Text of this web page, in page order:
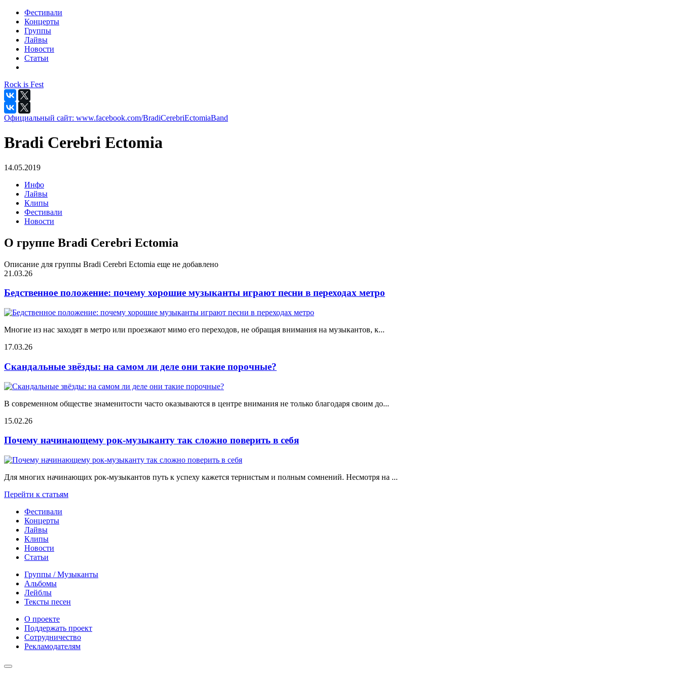
Фестивали
Концерты
Группы
Лайвы
Новости
Статьи
Rock is Fest
Официальный сайт: www.facebook.com/BradiCerebriEctomiaBand
Bradi Cerebri Ectomia
14.05.2019
Инфо
Лайвы
Клипы
Фестивали
Новости
О группе Bradi Cerebri Ectomia
Описание для группы Bradi Cerebri Ectomia еще не добавлено
21.03.26
Бедственное положение: почему хорошие музыканты играют песни в переходах метро
Многие из нас заходят в метро или проезжают мимо его переходов, не обращая внимания на музыкантов, к...
17.03.26
Скандальные звёзды: на самом ли деле они такие порочные?
В современном обществе знаменитости часто оказываются в центре внимания не только благодаря своим до...
15.02.26
Почему начинающему рок-музыканту так сложно поверить в себя
Для многих начинающих рок-музыкантов путь к успеху кажется тернистым и полным сомнений. Несмотря на ...
Перейти к статьям
Фестивали
Концерты
Лайвы
Клипы
Новости
Статьи
Группы / Музыканты
Альбомы
Лейблы
Тексты песен
О проекте
Поддержать проект
Сотрудничество
Рекламодателям